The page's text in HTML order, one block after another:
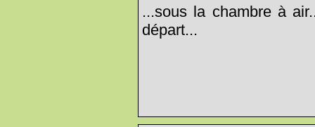
...sous la chambre à
départ...